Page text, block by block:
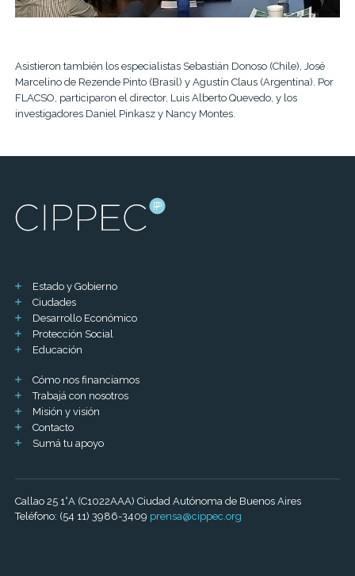
Asistieron también los especialistas Sebastián Donoso (Chile), José
Marcelino de Rezende Pinto (Brasil) y Agustín Claus (Argentina). Por
FLACSO, participaron el director, Luis Alberto Quevedo, y los
investigadores Daniel Pinkasz y Nancy Montes.
Estado y Gobierno
Ciudades
Desarrollo Económico
Protección Social
Educación
Cómo nos financiamos
Trabajá con nosotros
Misión y visión
Contacto
Sumá tu apoyo
Callao 25 1°A (C1022AAA) Ciudad Autónoma de Buenos Aires
Teléfono: (54 11) 3986-3409 prensa@cippec.org